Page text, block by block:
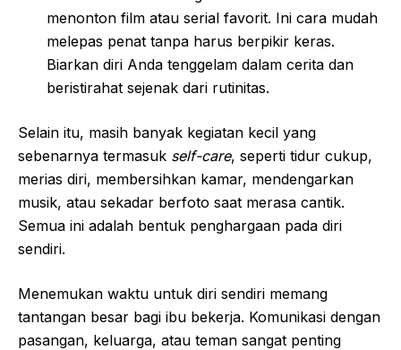
menonton film atau serial favorit. Ini cara mudah
melepas penat tanpa harus berpikir keras.
Biarkan diri Anda tenggelam dalam cerita dan
beristirahat sejenak dari rutinitas.
Selain itu, masih banyak kegiatan kecil yang
sebenarnya termasuk self-care, seperti tidur cukup,
merias diri, membersihkan kamar, mendengarkan
musik, atau sekadar berfoto saat merasa cantik.
Semua ini adalah bentuk penghargaan pada diri
sendiri.
Menemukan waktu untuk diri sendiri memang
tantangan besar bagi ibu bekerja. Komunikasi dengan
pasangan, keluarga, atau teman sangat penting